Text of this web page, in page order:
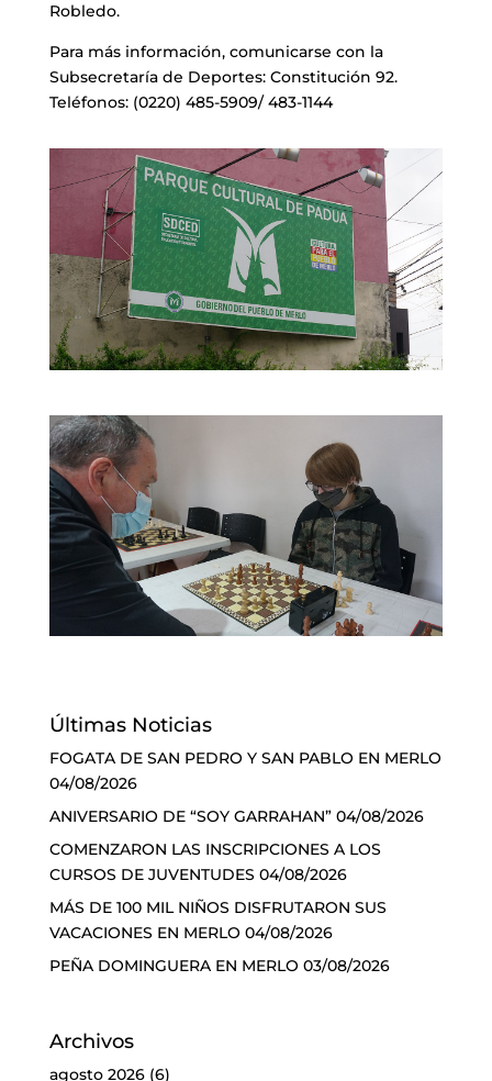
Robledo.
Para más información, comunicarse con la
Subsecretaría de Deportes: Constitución 92.
Teléfonos: (0220) 485-5909/ 483-1144
Últimas Noticias
FOGATA DE SAN PEDRO Y SAN PABLO EN MERLO
04/08/2026
ANIVERSARIO DE “SOY GARRAHAN” 04/08/2026
COMENZARON LAS INSCRIPCIONES A LOS
CURSOS DE JUVENTUDES 04/08/2026
MÁS DE 100 MIL NIÑOS DISFRUTARON SUS
VACACIONES EN MERLO 04/08/2026
PEÑA DOMINGUERA EN MERLO 03/08/2026
Archivos
agosto 2026(6)